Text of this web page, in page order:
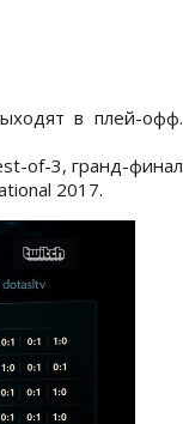
в плей-офф.
of-3, гранд-финал
2017.